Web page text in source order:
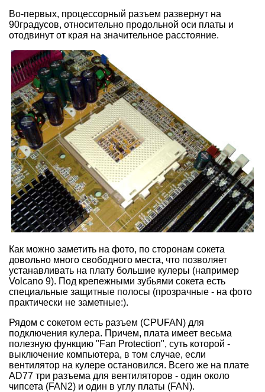
Во-первых, процессорный разъем развернут на
90градусов, относительно продольной оси платы и
отодвинут от края на значительное расстояние.
Как можно заметить на фото, по сторонам сокета
довольно много свободного места, что позволяет
устанавливать на плату большие кулеры (например
Volcano 9). Под крепежными зубьями сокета есть
специальные защитные полосы (прозрачные - на фото
практически не заметные:).
Рядом с сокетом есть разъем (CPUFAN) для
подключения кулера. Причем, плата имеет весьма
полезную функцию "Fan Protection", суть которой -
выключение компьютера, в том случае, если
вентилятор на кулере остановился. Всего же на плате
AD77 три разъема для вентиляторов - один около
чипсета (FAN2) и один в углу платы (FAN).